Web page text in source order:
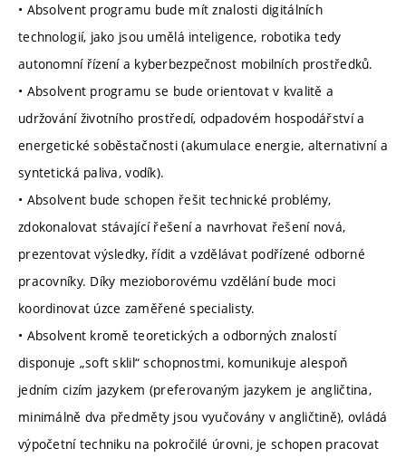
• Absolvent programu bude mít znalosti digitálních
technologií, jako jsou umělá inteligence, robotika tedy
autonomní řízení a kyberbezpečnost mobilních prostředků.
• Absolvent programu se bude orientovat v kvalitě a
udržování životního prostředí, odpadovém hospodářství a
energetické soběstačnosti (akumulace energie, alternativní a
syntetická paliva, vodík).
• Absolvent bude schopen řešit technické problémy,
zdokonalovat stávající řešení a navrhovat řešení nová,
prezentovat výsledky, řídit a vzdělávat podřízené odborné
pracovníky. Díky mezioborovému vzdělání bude moci
koordinovat úzce zaměřené specialisty.
• Absolvent kromě teoretických a odborných znalostí
disponuje „soft sklil“ schopnostmi, komunikuje alespoň
jedním cizím jazykem (preferovaným jazykem je angličtina,
minimálně dva předměty jsou vyučovány v angličtině), ovládá
výpočetní techniku na pokročilé úrovni, je schopen pracovat